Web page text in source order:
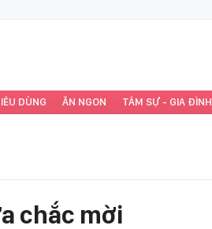
DÙNG ĂN NGON TÂM SỰ - GIA ĐÌNH
chắc mời